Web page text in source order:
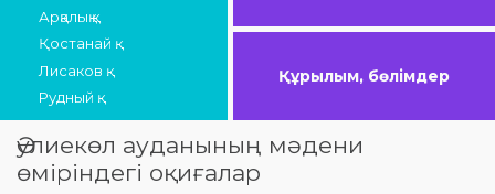
Арқалық қ.
Қостанай қ.
Лисаков қ.
Рудный қ.
Құрылым, бөлімдер
Әулиекөл ауданының мәдени
өміріндегі оқиғалар